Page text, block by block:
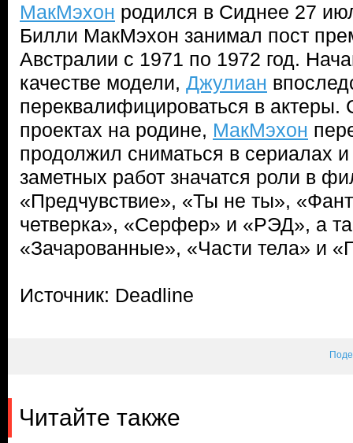
МакМэхон родился в Сиднее 27
Билли МакМэхон занимал пост
Австралии с 1971 по 1972 год.
качестве модели, Джулиан
переквалифицироваться в актеры.
проектах на родине, МакМэхон
продолжил сниматься в сериалах
заметных работ значатся роли в
«Предчувствие», «Ты не ты»,
четверка», «Серфер» и «РЭД», а
«Зачарованные», «Части тела» и
Источник: Deadline
Читайте также